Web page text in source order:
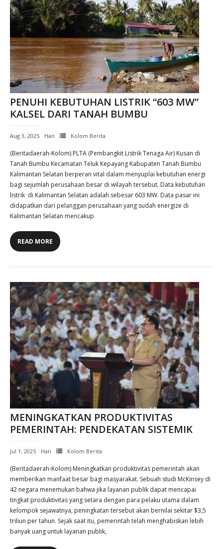
PENUHI KEBUTUHAN LISTRIK “603 MW”
KALSEL DARI TANAH BUMBU
Aug 3, 2025 Han Kolom Berita
(Beritadaerah-Kolom) PLTA (Pembangkit Listrik Tenaga Air) Kusan di
Tanah Bumbu Kecamatan Teluk Kepayang Kabupaten Tanah Bumbu
Kalimantan Selatan berperan vital dalam menyuplai kebutuhan energi
bagi sejumlah perusahaan besar di wilayah tersebut. Data kebutuhan
listrik di Kalimantan Selatan adalah sebesar 603 MW. Data pasar ini
didapatkan dari pelanggan perusahaan yang sudah energize di
Kalimantan Selatan mencakup
READ MORE
MENINGKATKAN PRODUKTIVITAS
PEMERINTAH: PENDEKATAN SISTEMIK
Jul 1, 2025 Han Kolom Berita
(Beritadaerah-Kolom) Meningkatkan produktivitas pemerintah akan
memberikan manfaat besar bagi masyarakat. Sebuah studi McKinsey di
42 negara menemukan bahwa jika layanan publik dapat mencapai
tingkat produktivitas yang setara dengan para pelaku utama dalam
kelompok sejawatnya, peningkatan tersebut akan bernilai sekitar $3,5
triliun per tahun. Sejak saat itu, pemerintah telah menghabiskan lebih
banyak uang untuk layanan publik,